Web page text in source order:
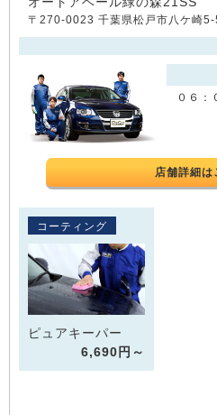
〒270-0023 千葉県松戸市八ケ崎5-
０６：
店舗詳細は
コーティング
ピュアキーパー
6,690円～